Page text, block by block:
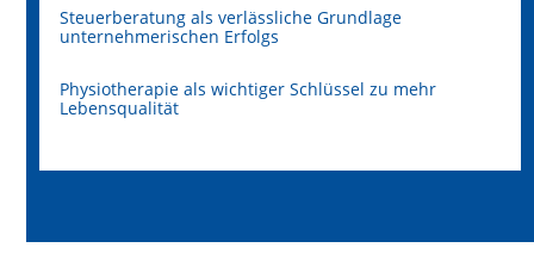
Steuerberatung als verlässliche Grundlage
unternehmerischen Erfolgs
Physiotherapie als wichtiger Schlüssel zu mehr
Lebensqualität